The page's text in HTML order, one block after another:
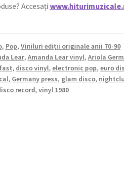
Accesați
, Pop, Viniluri ediții originale anii 70-90
Lear, Amanda Lear vinyl, Ariola
, disco vinyl, electronic pop, euro
, Germany press, glam disco,
record, vinyl 1980